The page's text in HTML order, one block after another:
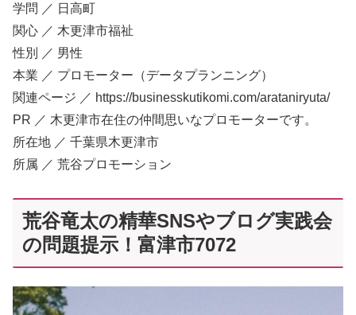
学問 ／ 日高町
関心 ／ 木更津市福祉
性別 ／ 男性
本業 ／ プロモーター（データプランニング）
関連ページ ／ https://businesskutikomi.com/arataniryuta/
PR ／ 木更津市在住の仲間思いなプロモーターです。
所在地 ／ 千葉県木更津市
所属 ／ 荒谷プロモーション
荒谷竜太の精華SNSやブログ実践会
の問題提示！富津市7072